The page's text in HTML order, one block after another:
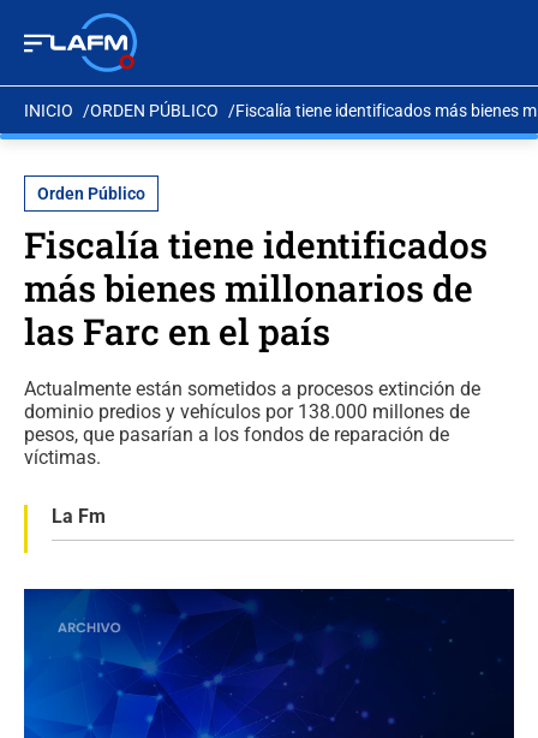
INICIO ORDEN PÚBLICO Fiscalía tiene identificados más bienes
Orden Público
Fiscalía tiene identificados
más bienes millonarios de
las Farc en el país
Actualmente están sometidos a procesos extinción de
dominio predios y vehículos por 138.000 millones de
pesos, que pasarían a los fondos de reparación de
víctimas.
La Fm